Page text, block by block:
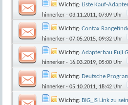
Wichtig: Liste Kauf-
hinnerker - 03.11.2011, 07:09 Uhr
Wichtig: Contax
hinnerker - 07.05.2015, 09:32 Uhr
Wichtig: Adapterbau Fuji
hinnerker - 16.03.2019, 05:00 Uhr
Wichtig: Deutsche
hinnerker - 05.10.2011, 18:42 Uhr
Wichtig: BIG_IS Link zu